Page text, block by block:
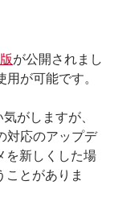
が公開されまし
が可能です。
がしますが、
対応のアップデ
を新しくした場
とがありま